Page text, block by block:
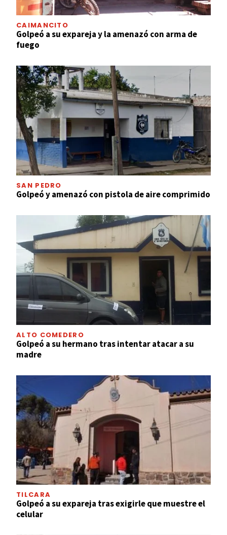
CAIMANCITO
Golpeó a su expareja y la amenazó con arma de
fuego
SAN PEDRO
Golpeó y amenazó con pistola de aire comprimido
ALTO COMEDERO
Golpeó a su hermano tras intentar atacar a su
madre
TILCARA
Golpeó a su expareja tras exigirle que muestre el
celular